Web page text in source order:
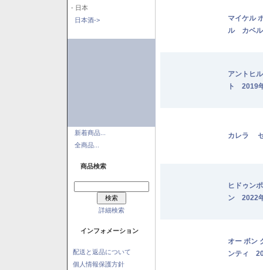
- 日本
日本酒->
新着商品...
全商品...
商品検索
詳細検索
インフォメーション
配送と返品について
個人情報保護方針
マイケル
ル カベ
アントヒ
ト 2019
カレラ
ヒドゥン
ン 2022
オー ボン
ンティ